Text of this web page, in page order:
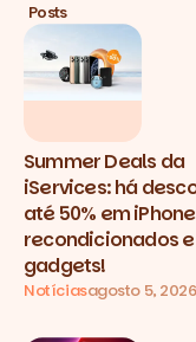
Posts
Summer Deals da
iServices: há
até 50% em
recondicionados e
gadgets!
Notíciasagosto 5, 2026